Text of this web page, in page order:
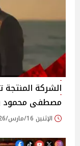
الشركة
مصطفى محمود
الإثنين 16/مارس/2026 - 08:08 م